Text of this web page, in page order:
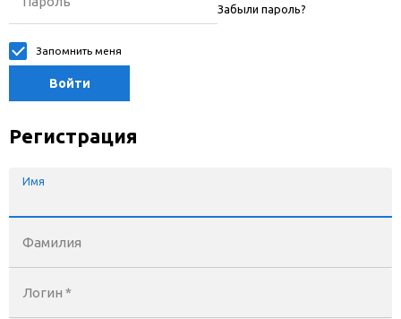
Забыли пароль?
Запомнить меня
Войти
Регистрация
Имя
Фамилия
Логин *